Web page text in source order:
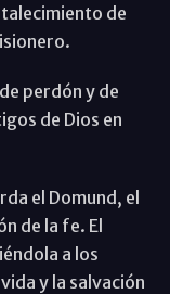
de
perdón y de
de Dios en
el Domund, el
de la fe. El
a los
y la salvación